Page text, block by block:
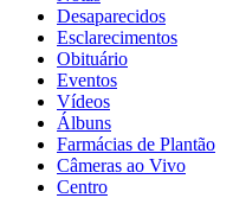
Desaparecidos
Esclarecimentos
Obituário
Eventos
Vídeos
Álbuns
Farmácias de Plantão
Câmeras ao Vivo
Centro